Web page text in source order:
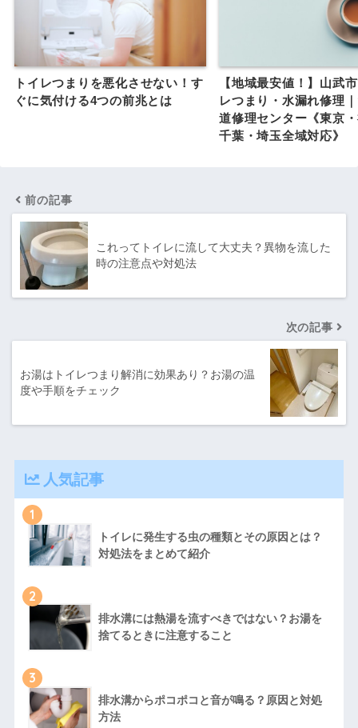
トイレつまりを悪化させない！す
ぐに気付ける4つの前兆とは
【地域最安値！】山武
レつまり・水漏れ修理
道修理センター《東京
千葉・埼玉全域対応》
前の記事
これってトイレに流して大丈夫？異物を流した
時の注意点や対処法
次の記事
お湯はトイレつまり解消に効果あり？お湯の温
度や手順をチェック
人気記事
1
トイレに発生する虫の種類とその原因とは？
対処法をまとめて紹介
2
排水溝には熱湯を流すべきではない？お湯を
捨てるときに注意すること
3
排水溝からポコポコと音が鳴る？原因と対処
方法